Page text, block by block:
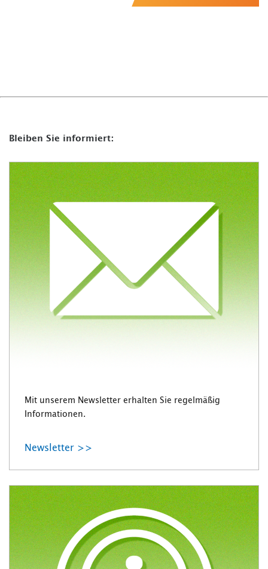
Bleiben Sie informiert:
Mit unserem Newsletter erhalten Sie regelmäßig
Informationen.
Newsletter >>